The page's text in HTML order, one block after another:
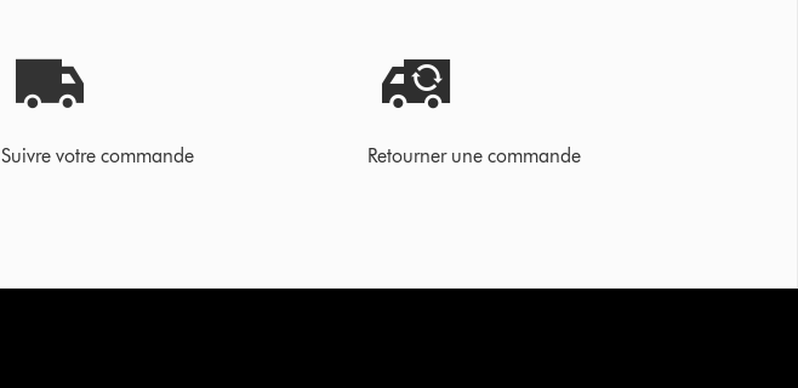
Suivre votre commande Retourner une commande